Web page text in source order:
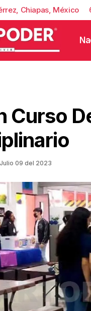
Chiapas, México
Curso
Julio 09 del 2023